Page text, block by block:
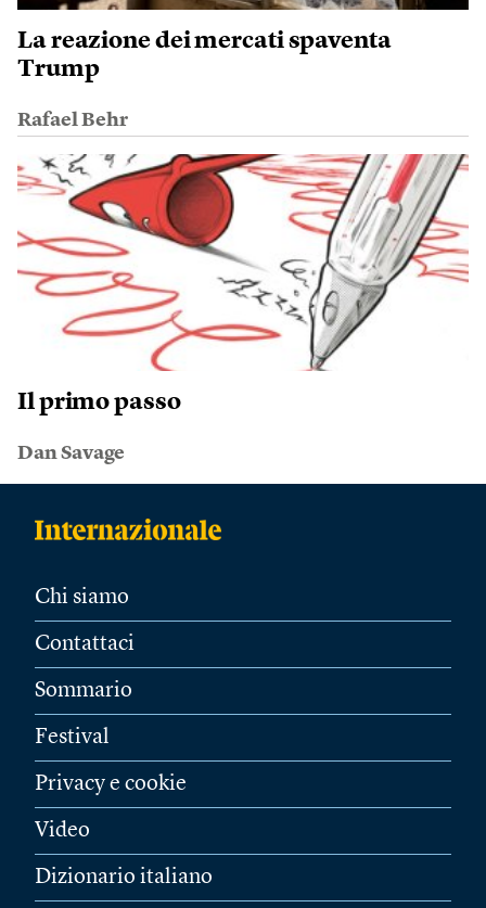
La reazione dei mercati spaventa
Trump
Rafael Behr
Il primo passo
Dan Savage
Chi siamo
Contattaci
Sommario
Festival
Privacy e cookie
Video
Dizionario italiano